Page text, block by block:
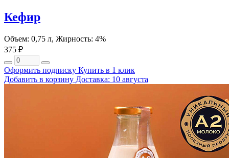
Кефир
Объем: 0,75 л, Жирность: 4%
375 ₽
Оформить подписку Купить в 1 клик
Добавить в корзину Доставка: 10 августа